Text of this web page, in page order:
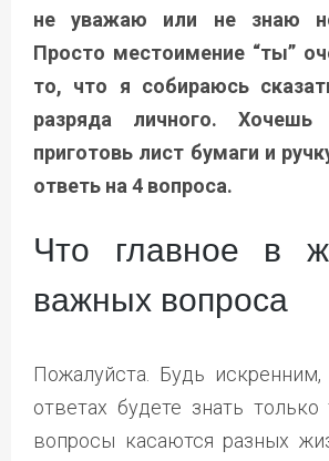
не уважаю или не знаю
Просто местоимение “ты”
то, что я собираюсь
разряда личного. Хочешь
приготовь лист бумаги и
ответь на 4 вопроса.
Что главное в
важных вопроса
Пожалуйста. Будь
ответах будете знать
вопросы касаются разных